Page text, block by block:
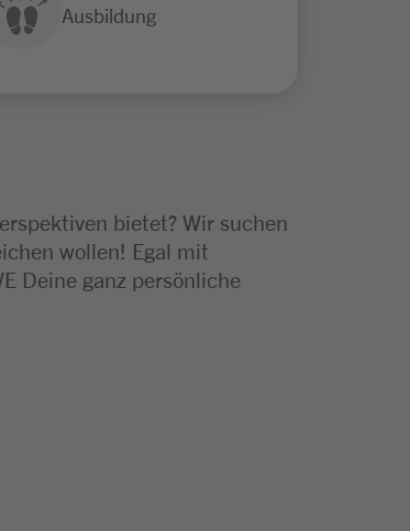
Ausbildung
bietet? Wir suchen
wollen! Egal mit
Deine ganz persönliche